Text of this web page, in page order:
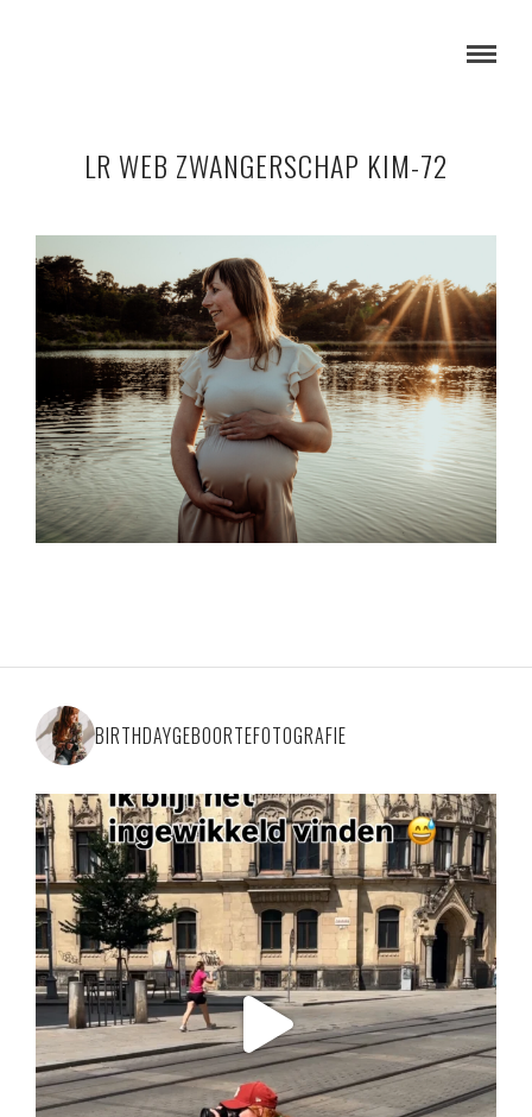
LR WEB ZWANGERSCHAP KIM-72
BIRTHDAYGEBOORTEFOTOGRAFIE